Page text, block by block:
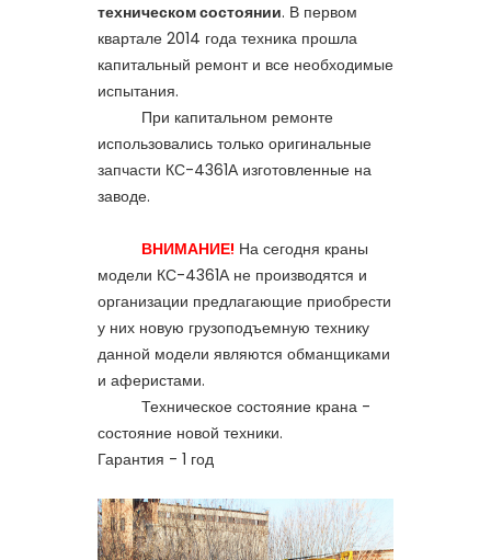
техническом состоянии. В первом
квартале 2014 года техника прошла
капитальный ремонт и все необходимые
испытания.
При капитальном ремонте
использовались только оригинальные
запчасти КС-4361Аизготовленные на
заводе.
ВНИМАНИЕ! На сегодня краны
модели КС-4361А не производятся и
организации предлагающие приобрести
у них новую грузоподъемную технику
данной модели являются обманщиками
и аферистами.
Техническое состояние крана -
состояние новой техники.
Гарантия - 1 год